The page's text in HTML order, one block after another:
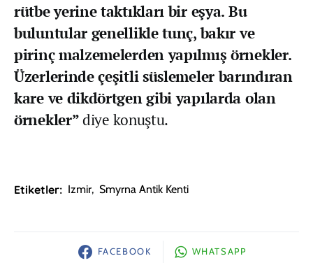
rütbe yerine taktıkları bir eşya. Bu
buluntular genellikle tunç, bakır ve
pirinç malzemelerden yapılmış örnekler.
Üzerlerinde çeşitli süslemeler barındıran
kare ve dikdörtgen gibi yapılarda olan
örnekler”diye konuştu.
Etiketler: Izmir, Smyrna Antik Kenti
FACEBOOK WHATSAPP